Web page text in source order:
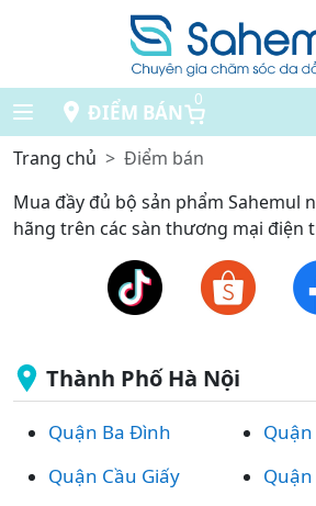
ĐIỂM BÁN
0
Trang chủ
Điểm bán
Mua đầy đủ bộ sản phẩm Sahemul
hãng trên các sàn thương mại điện
Thành Phố Hà Nội
Quận Ba Đình
Quận
Quận Cầu Giấy